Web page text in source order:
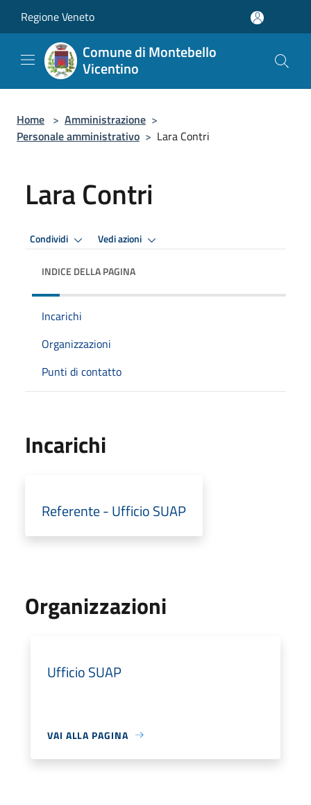
Regione Veneto
Comune di Montebello
Vicentino
Home > Amministrazione >
Personale amministrativo > Lara Contri
Lara Contri
Condividi Vedi azioni
INDICE DELLA PAGINA
Incarichi
Organizzazioni
Punti di contatto
Incarichi
Referente - Ufficio SUAP
Organizzazioni
Ufficio SUAP
VAI ALLA PAGINA